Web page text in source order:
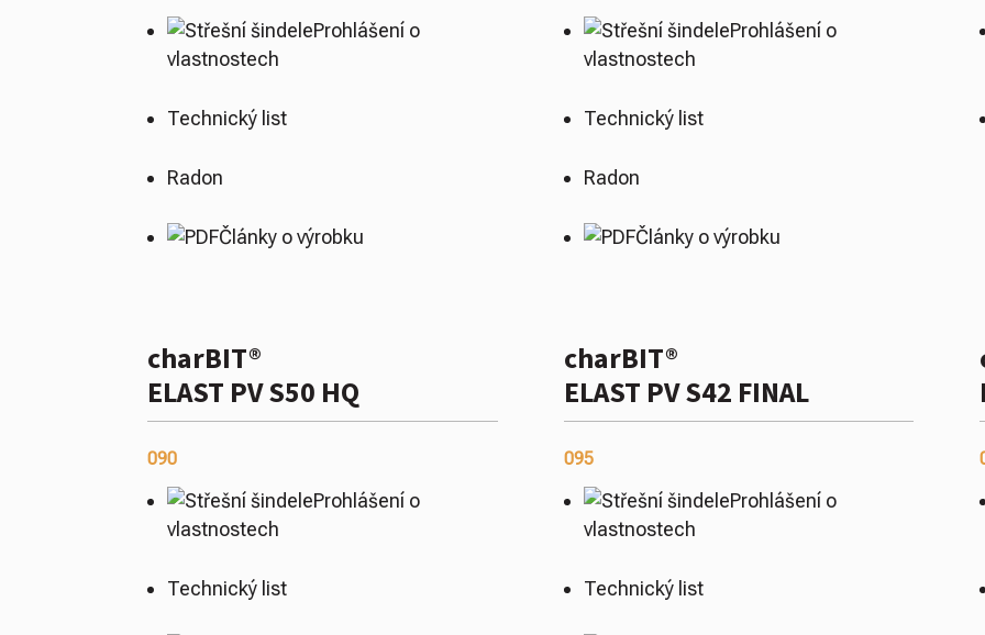
Prohlášení o
vlastnostech
Technický list
Radon
Články o výrobku
Prohlášení o
vlastnostech
Technický list
Radon
Články o výrobku
charBIT®
ELAST PV S50 HQ
090
Prohlášení o
vlastnostech
Technický list
charBIT®
ELAST PV S42 FINAL
095
Prohlášení o
vlastnostech
Technický list